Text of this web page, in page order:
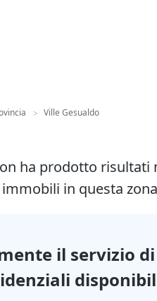
> Ville Gesualdo
ha prodotto risultati
in questa
il servizio